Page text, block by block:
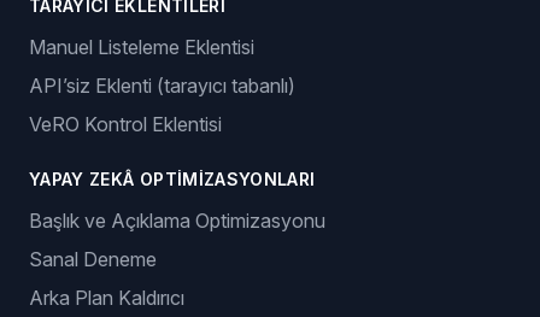
TARAYICI EKLENTILERI
Manuel Listeleme Eklentisi
API’siz Eklenti (tarayıcı tabanlı)
VeRO Kontrol Eklentisi
YAPAY ZEKÂ OPTIMIZASYONLARI
Başlık ve Açıklama Optimizasyonu
Sanal Deneme
Arka Plan Kaldırıcı